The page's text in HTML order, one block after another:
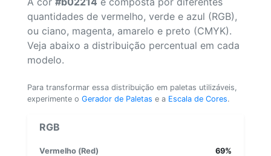
quantidades de vermelho, verde e azul (RGB),
ou ciano, magenta, amarelo e preto (CMYK).
Veja abaixo a distribuição percentual em cada
modelo.
Para transformar essa distribuição em paletas utilizáveis,
experimente o Gerador de Paletas e a Escala de Cores.
RGB
Vermelho (Red) 69%